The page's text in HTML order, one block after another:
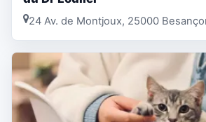
24 Av. de Montjoux, 25000